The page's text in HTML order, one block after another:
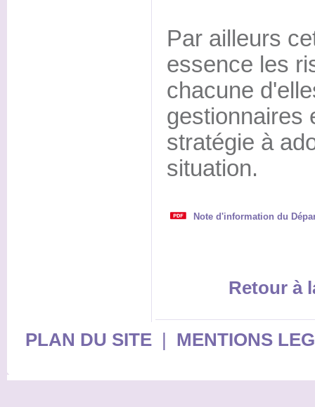
Par ailleurs
essence les
chacune
gestionnaires
stratégie à
situation.
Note d'information du
Retour à
PLAN DU SITE| MENTIONS